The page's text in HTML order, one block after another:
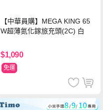
【中華員購】MEGA KING 65
W超薄氮化鎵旅充頭(2C) 白
$1,090
免運